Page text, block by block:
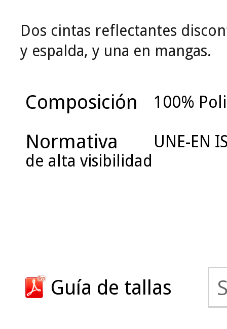
Dos cintas reflectantes
y espalda, y una en mangas.
Composición 100%
Normativa
UNE-EN
de alta visibilidad
Guía de tallas